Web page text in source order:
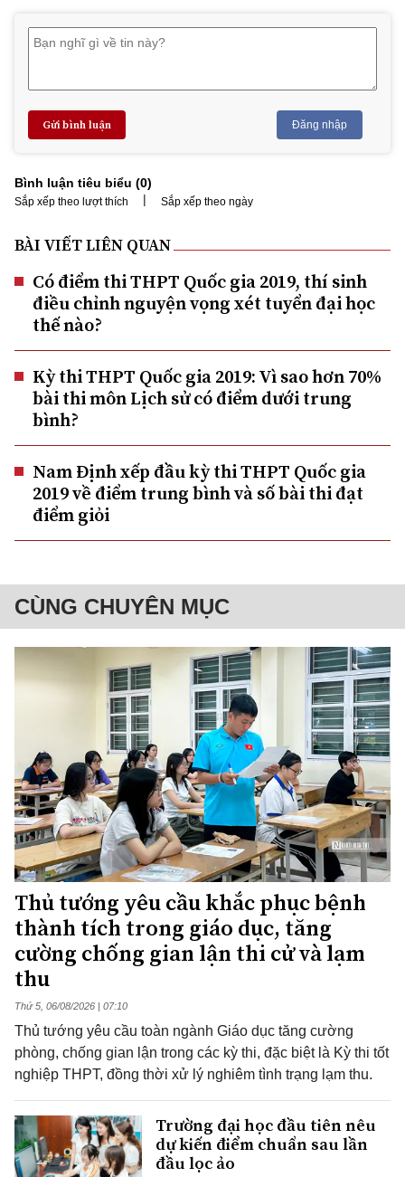
Gửi bình luận Đăng nhập
Bình luận tiêu biểu (0)
Sắp xếp theo lượt thích | Sắp xếp theo ngày
BÀI VIẾT LIÊN QUAN
Có điểm thi THPT Quốc gia 2019, thí sinh
điều chỉnh nguyện vọng xét tuyển đại học
thế nào?
Kỳ thi THPT Quốc gia 2019: Vì sao hơn 70%
bài thi môn Lịch sử có điểm dưới trung
bình?
Nam Định xếp đầu kỳ thi THPT Quốc gia
2019 về điểm trung bình và số bài thi đạt
điểm giỏi
CÙNG CHUYÊN MỤC
Thủ tướng yêu cầu khắc phục bệnh
thành tích trong giáo dục, tăng
cường chống gian lận thi cử và lạm
thu
Thứ 5, 06/08/2026 | 07:10
Thủ tướng yêu cầu toàn ngành Giáo dục tăng cường
phòng, chống gian lận trong các kỳ thi, đặc biệt là Kỳ thi tốt
nghiệp THPT, đồng thời xử lý nghiêm tình trạng lạm thu.
Trường đại học đầu tiên nêu
dự kiến điểm chuẩn sau lần
đầu lọc ảo